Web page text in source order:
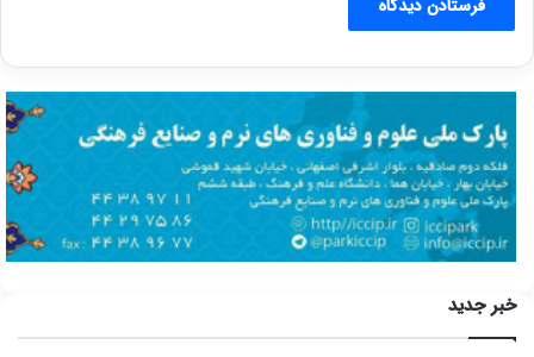
خبر جدید